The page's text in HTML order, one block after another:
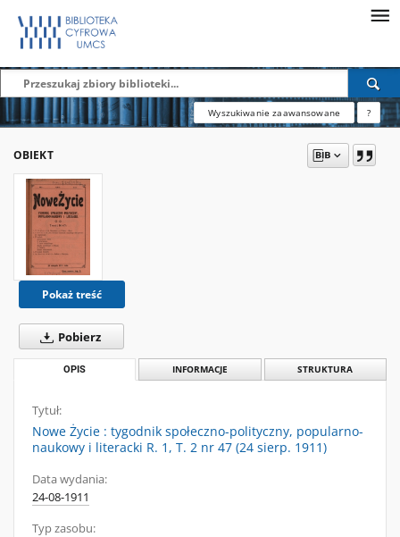
Wyszukiwanie zaawansowane ?
OBIEKT
Pokaż treść
Pobierz
OPIS INFORMACJE STRUKTURA
Tytuł:
Nowe Życie : tygodnik społeczno-polityczny, popularno-
naukowy i literacki R. 1, T. 2 nr 47 (24 sierp. 1911)
Data wydania:
24-08-1911
Typ zasobu: